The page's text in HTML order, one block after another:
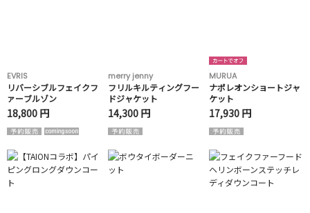
EVRIS
リバーシブルフェイクフ
ァーブルゾン
18,800 円
merry jenny
フリルキルティングフー
ドジャケット
14,300 円
MURUA
ナポレオンショートジャ
ケット
17,930 円